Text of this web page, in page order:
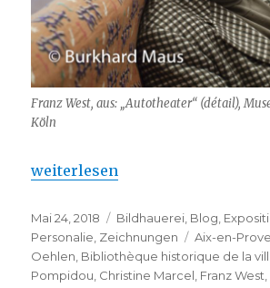
Franz West, aus: „Autotheater“ (détail),
Köln
„Franz West – La grande
weiterlesen
Veröffentlicht
am
Mai 24, 2018 Kategorien
Bildhauerei, Blog,
Personalie, Zeichnungen Aix-en-
Oehlen, Bibliothèque historique de la
Pompidou, Christine Marcel, Franz West,